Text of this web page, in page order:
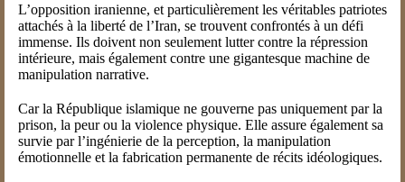
L’opposition iranienne, et particulièrement les véritables patriotes
attachés à la liberté de l’Iran, se trouvent confrontés à un défi
immense. Ils doivent non seulement lutter contre la répression
intérieure, mais également contre une gigantesque machine de
manipulation narrative.
Car la République islamique ne gouverne pas uniquement par la
prison, la peur ou la violence physique. Elle assure également sa
survie par l’ingénierie de la perception, la manipulation
émotionnelle et la fabrication permanente de récits idéologiques.